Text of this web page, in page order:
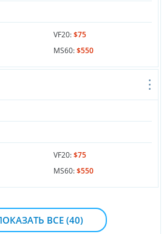
VF20:$75
MS60:$550
VF20:$75
MS60:$550
ВСЕ (40)